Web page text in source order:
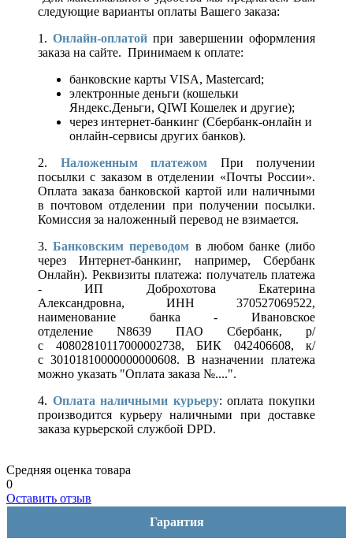
следующие варианты оплаты Вашего заказа:
1. Онлайн-оплатой при завершении оформления
заказа на сайте. Принимаем к оплате:
банковские карты VISA, Mastercard;
электронные деньги (кошельки
Яндекс.Деньги, QIWI Кошелек и другие);
через интернет-банкинг (Сбербанк-онлайн и
онлайн-сервисы других банков).
2. Наложенным платежом При получении
посылки с заказом в отделении «Почты России».
Оплата заказа банковской картой или наличными
в почтовом отделении при получении посылки.
Комиссия за наложенный перевод не взимается.
3.Банковским переводом в любом банке (либо
через Интернет-банкинг, например, Сбербанк
Онлайн). Реквизиты платежа: получатель платежа
- ИП Доброхотова Екатерина
Александровна, ИНН 370527069522,
наименование банка - Ивановское
отделение N8639 ПАО Сбербанк, р/
с 40802810117000002738, БИК 042406608, к/
с 30101810000000000608. В назначении платежа
можно указать "Оплата заказа №....".
4. Оплата наличными курьеру: оплата покупки
производится курьеру наличными при доставке
заказа курьерской службой DPD.
Средняя оценка товара
0
Оставить отзыв
Гарантия